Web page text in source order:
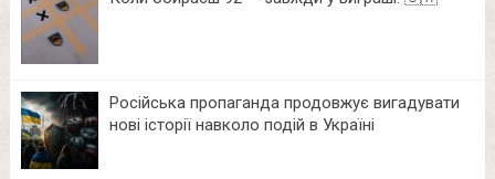
Російська пропаганда продовжує вигадувати
нові історії навколо подій в Україні